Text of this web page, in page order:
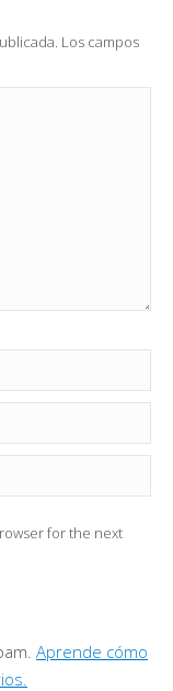
Los campos
for the next
Aprende cómo